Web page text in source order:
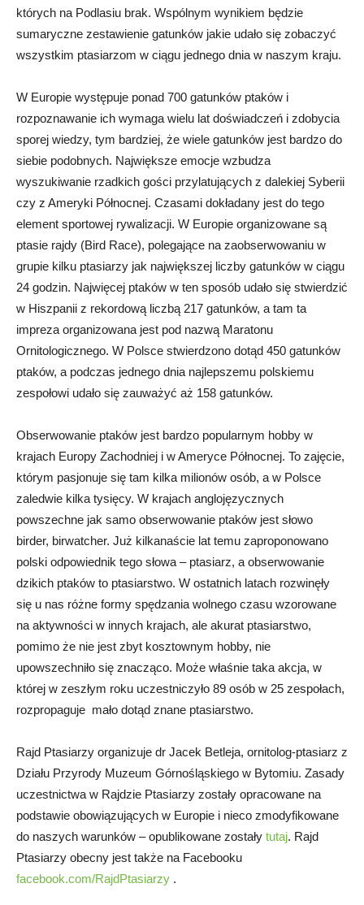
których na Podlasiu brak. Wspólnym wynikiem będzie
sumaryczne zestawienie gatunków jakie udało się zobaczyć
wszystkim ptasiarzom w ciągu jednego dnia w naszym kraju.
W Europie występuje ponad 700 gatunków ptaków i
rozpoznawanie ich wymaga wielu lat doświadczeń i zdobycia
sporej wiedzy, tym bardziej, że wiele gatunków jest bardzo do
siebie podobnych. Największe emocje wzbudza
wyszukiwanie rzadkich gości przylatujących z dalekiej Syberii
czy z Ameryki Północnej. Czasami dokładany jest do tego
element sportowej rywalizacji. W Europie organizowane są
ptasie rajdy (Bird Race), polegające na zaobserwowaniu w
grupie kilku ptasiarzy jak największej liczby gatunków w ciągu
24 godzin. Najwięcej ptaków w ten sposób udało się stwierdzić
w Hiszpanii z rekordową liczbą 217 gatunków, a tam ta
impreza organizowana jest pod nazwą Maratonu
Ornitologicznego. W Polsce stwierdzono dotąd 450 gatunków
ptaków, a podczas jednego dnia najlepszemu polskiemu
zespołowi udało się zauważyć aż 158 gatunków.
Obserwowanie ptaków jest bardzo popularnym hobby w
krajach Europy Zachodniej i w Ameryce Północnej. To zajęcie,
którym pasjonuje się tam kilka milionów osób, a w Polsce
zaledwie kilka tysięcy. W krajach anglojęzycznych
powszechne jak samo obserwowanie ptaków jest słowo
birder, birwatcher. Już kilkanaście lat temu zaproponowano
polski odpowiednik tego słowa – ptasiarz, a obserwowanie
dzikich ptaków to ptasiarstwo. W ostatnich latach rozwinęły
się u nas różne formy spędzania wolnego czasu wzorowane
na aktywności w innych krajach, ale akurat ptasiarstwo,
pomimo że nie jest zbyt kosztownym hobby, nie
upowszechniło się znacząco. Może właśnie taka akcja, w
której w zeszłym roku uczestniczyło 89 osób w 25 zespołach,
rozpropaguje mało dotąd znane ptasiarstwo.
Rajd Ptasiarzy organizuje dr Jacek Betleja, ornitolog-ptasiarz z
Działu Przyrody Muzeum Górnośląskiego w Bytomiu. Zasady
uczestnictwa w Rajdzie Ptasiarzy zostały opracowane na
podstawie obowiązujących w Europie i nieco zmodyfikowane
do naszych warunków – opublikowane zostały tutaj. Rajd
Ptasiarzy obecny jest także na Facebooku
facebook.com/RajdPtasiarzy .